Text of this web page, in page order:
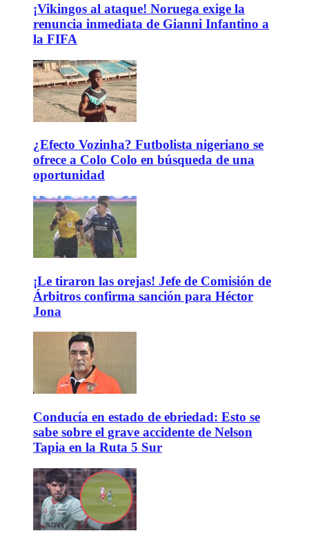
¡Vikingos al ataque! Noruega exige la
renuncia inmediata de Gianni Infantino a
la FIFA
¿Efecto Vozinha? Futbolista nigeriano se
ofrece a Colo Colo en búsqueda de una
oportunidad
¡Le tiraron las orejas! Jefe de Comisión de
Árbitros confirma sanción para Héctor
Jona
Conducía en estado de ebriedad: Esto se
sabe sobre el grave accidente de Nelson
Tapia en la Ruta 5 Sur